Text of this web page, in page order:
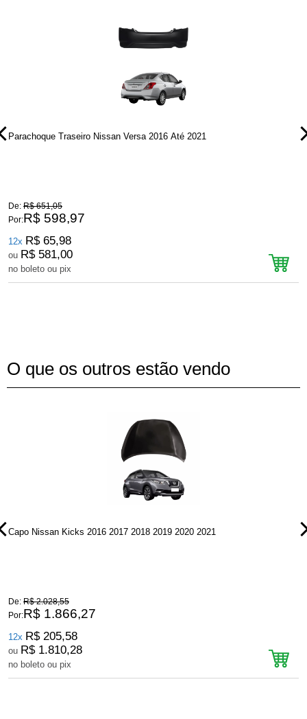
Parachoque Traseiro Nissan Versa 2016 Até 2021
De: R$ 651,05
Por:R$ 598,97
12x R$ 65,98
ou R$ 581,00
no boleto ou pix
O que os outros estão vendo
Capo Nissan Kicks 2016 2017 2018 2019 2020 2021
De: R$ 2.028,55
Por:R$ 1.866,27
12x R$ 205,58
ou R$ 1.810,28
no boleto ou pix